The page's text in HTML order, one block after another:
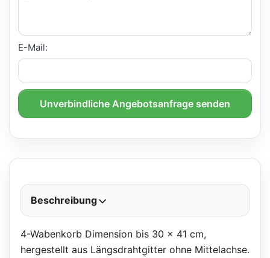
E-Mail:
Unverbindliche Angebotsanfrage senden
Beschreibung
4-Wabenkorb Dimension bis 30 x 41 cm,
hergestellt aus Längsdrahtgitter ohne Mittelachse.